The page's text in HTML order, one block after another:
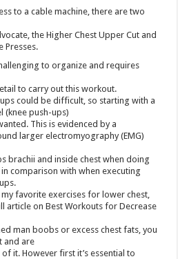
to a cable machine, there are two
the Higher Chest Upper Cut and
Presses.
to organize and requires
to carry out this workout.
could be difficult, so starting with a
(knee push-ups)
This is evidenced by a
larger electromyography (EMG)
brachii and inside chest when doing
comparison with when executing
favorite exercises for lower chest,
article on Best Workouts for Decrease
man boobs or excess chest fats, you
and are
it. However first it’s essential to